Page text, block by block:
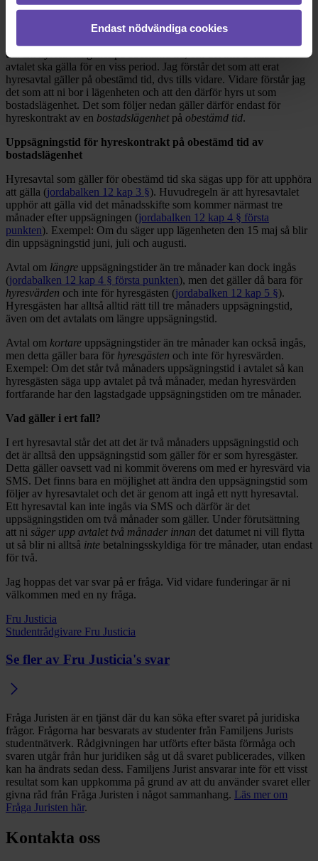
Endast nödvändiga cookies
Lag och utgångspunkter
Frågor om hyra regleras ijordabalkens 12 kap, även kallat
tid. Ett hyresavtal gäller på obestämd tid, om det inte avtalats att
avtalet ska gälla för en viss period. Jag förstår det som att erat
hyresavtal gäller på obestämd tid, dvs tills vidare. Vidare förstår jag
det som att ni bor i lägenheten och att den därför hyrs ut som
bostadslägenhet. Det som följer nedan gäller därför endast för
hyreskontrakt av en bostadslägenhetpå obestämd tid.
Uppsägningstid för hyreskontrakt på obestämd tid av
bostadslägenhet
Hyresavtal som gäller för obestämd tid ska sägas upp för att upphöra
att gälla (jordabalken 12 kap 3 §). Huvudregeln är att hyresavtalet
upphör att gälla vid det månadsskifte som kommer närmast tre
månader efter uppsägningen (jordabalken 12 kap 4 § första
punkten). Exempel: Om du säger upp lägenheten den 15 maj så blir
din uppsägningstid juni, juli och augusti.
Avtal om längre uppsägningstider än tre månader kan dock ingås
(jordabalken 12 kap 4 § första punkten), men det gäller då bara för
hyresvärden och inte för hyresgästen (jordabalken 12 kap 5 §).
Hyresgästen har alltså alltid rätt till tre månaders uppsägningstid,
även om det avtalats om längre uppsägningstid.
Avtal om kortare uppsägningstider än tre månader kan också ingås,
men detta gäller bara för hyresgästen och inte för hyresvärden.
Exempel: Om det står två månaders uppsägningstid i avtalet så kan
hyresgästen säga upp avtalet på två månader, medan hyresvärden
fortfarande har den lagstadgade uppsägningstiden om tre månader.
Vad gäller i ert fall?
I ert hyresavtal står det att det är två månaders uppsägningstid och
det är alltså den uppsägningstid som gäller för er som hyresgäster.
Detta gäller oavsett vad ni kommit överens om med er hyresvärd via
SMS. Det finns bara en möjlighet att ändra den uppsägningstid som
följer av hyresavtalet och det är genom att ingå ett nytt hyresavtal.
Ett hyresavtal kan inte ingås via SMS och därför är det
uppsägningstiden om två månader som gäller. Under förutsättning
att ni säger upp avtalet två månader innan det datumet ni vill flytta
ut så blir ni alltså inte betalningsskyldiga för tre månader, utan endast
för två.
Jag hoppas det var svar på er fråga. Vid vidare funderingar är ni
välkommen med en ny fråga.
Fru Justicia
Studentrådgivare Fru Justicia
Se fler av Fru Justicia's svar
Fråga Juristen är en tjänst där du kan söka efter svaret på juridiska
frågor. Frågorna har besvarats av studenter från Familjens Jurists
studentnätverk. Rådgivningen har utförts efter bästa förmåga och
svaren utgår från hur juridiken såg ut då svaret publicerades, vilken
kan ha ändrats sedan dess. Familjens Jurist ansvarar inte för ett visst
resultat som kan uppkomma på grund av att du använder svaret eller
givna råd från Fråga Juristen i något sammanhang. Läs mer om
Fråga Juristen här.
Kontakta oss